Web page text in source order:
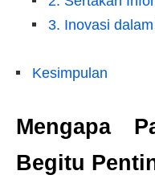
3. Inovasi
Kesimpulan
Mengapa
Begitu